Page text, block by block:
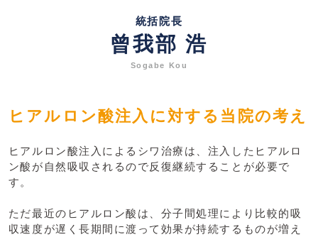
統括院長
曾我部 浩
Sogabe Kou
ヒアルロン酸注入に対する当院の考え
ヒアルロン酸注入によるシワ治療は、注入したヒアルロ
ン酸が自然吸収されるので反復継続することが必要で
す。
ただ最近のヒアルロン酸は、分子間処理により比較的吸
収速度が遅く長期間に渡って効果が持続するものが増え